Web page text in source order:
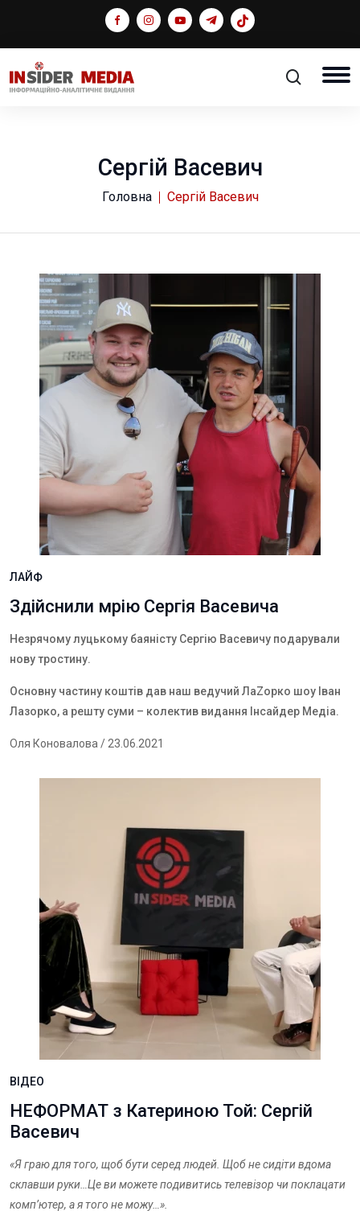
Сергій Васевич
Головна Сергій Васевич
ЛАЙФ
Здійснили мрію Сергія Васевича
Незрячому луцькому баяністу Сергію Васевичу подарували
нову тростину.
Основну частину коштів дав наш ведучий ЛаZорко шоу Іван
Лазорко, а решту суми – колектив видання Інсайдер Медіа.
Оля Коновалова / 23.06.2021
ВІДЕО
НЕФОРМАТ з Катериною Той: Сергій
Васевич
«Я граю для того, щоб бути серед людей. Щоб не сидіти вдома
склавши руки…Це ви можете подивитись телевізор чи поклацати
комп’ютер, а я того не можу…».